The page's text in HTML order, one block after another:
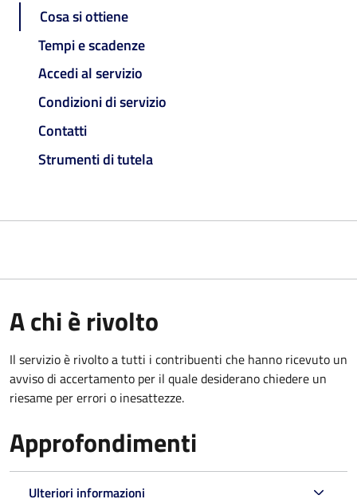
Cosa si ottiene
Tempi e scadenze
Accedi al servizio
Condizioni di servizio
Contatti
Strumenti di tutela
A chi è rivolto
Il servizio è rivolto a tutti i contribuenti che hanno ricevuto un
avviso di accertamento per il quale desiderano chiedere un
riesame per errori o inesattezze.
Approfondimenti
Ulteriori informazioni